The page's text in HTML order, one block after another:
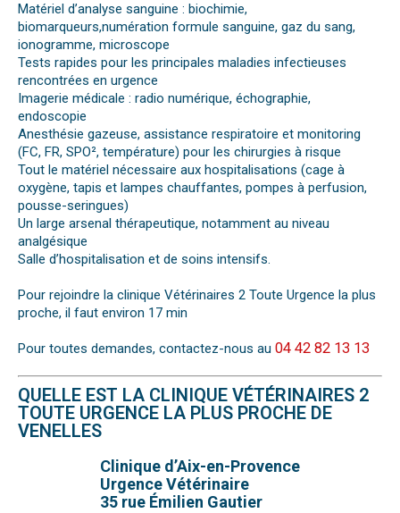
Matériel d’analyse sanguine : biochimie,
biomarqueurs,numération formule sanguine, gaz du sang,
ionogramme, microscope
Tests rapides pour les principales maladies infectieuses
rencontrées en urgence
Imagerie médicale : radio numérique, échographie,
endoscopie
Anesthésie gazeuse, assistance respiratoire et monitoring
(FC, FR, SPO², température) pour les chirurgies à risque
Tout le matériel nécessaire aux hospitalisations (cage à
oxygène, tapis et lampes chauffantes, pompes à perfusion,
pousse-seringues)
Un large arsenal thérapeutique, notamment au niveau
analgésique
Salle d’hospitalisation et de soins intensifs.
Pour rejoindre la clinique Vétérinaires 2 Toute Urgence la plus
proche, il faut environ 17 min
Pour toutes demandes, contactez-nous au 04 42 82 13 13
QUELLE EST LA CLINIQUE VÉTÉRINAIRES 2
TOUTE URGENCE LA PLUS PROCHE DE
VENELLES
Clinique d’Aix-en-Provence
Urgence Vétérinaire
35 rue Émilien Gautier